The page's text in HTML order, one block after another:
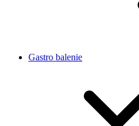
Gastro balenie